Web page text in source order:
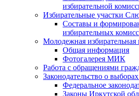
избирательной
Избирательные участки
Составы и
избирательных
Молодежная избирательная
Общая информация
Фотогалерея МИК
Работа с обращениями
Законодательство о
Федеральное
Законы Иркутской